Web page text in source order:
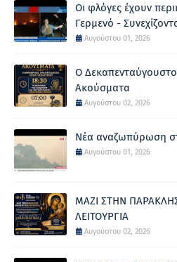
Οι φλόγες έχουν
Γερμενό -
Αυγούστου 01, 2026
Ο
Ακούσματα
Αυγούστου 02, 2026
Νέα αναζωπύρωση
Αυγούστου 01, 2026
ΜΑΖΙ ΣΤΗΝ
ΛΕΙΤΟΥΡΓΙΑ
Αυγούστου 02, 2026